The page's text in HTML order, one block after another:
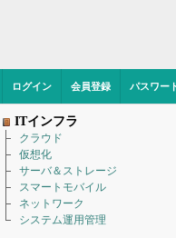
ログイン 会員登録 パスワー
ITインフラ
クラウド
仮想化
サーバ＆ストレージ
スマートモバイル
ネットワーク
システム運用管理